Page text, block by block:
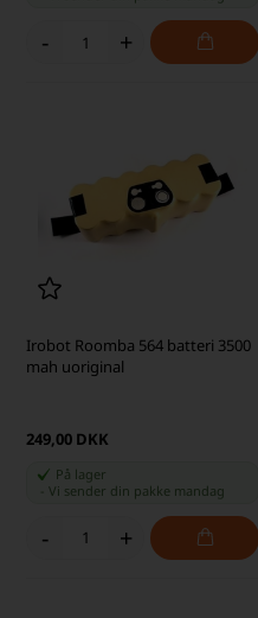
- +
Irobot Roomba 564 batteri 3500
mah uoriginal
249,00 DKK
På lager
-Vi sender din pakke mandag
- +